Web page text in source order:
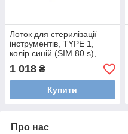
Лоток для стерилізації
інструментів, TYPE 1,
колір синій (SIM 80 s),
(Meddins), 1 шт.
1 018 ₴
Купити
Про нас